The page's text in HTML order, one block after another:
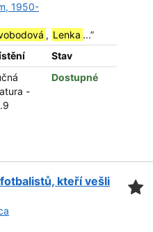
1950-
, Lenka ...”
Stav
-
Dostupné
kteří vešli